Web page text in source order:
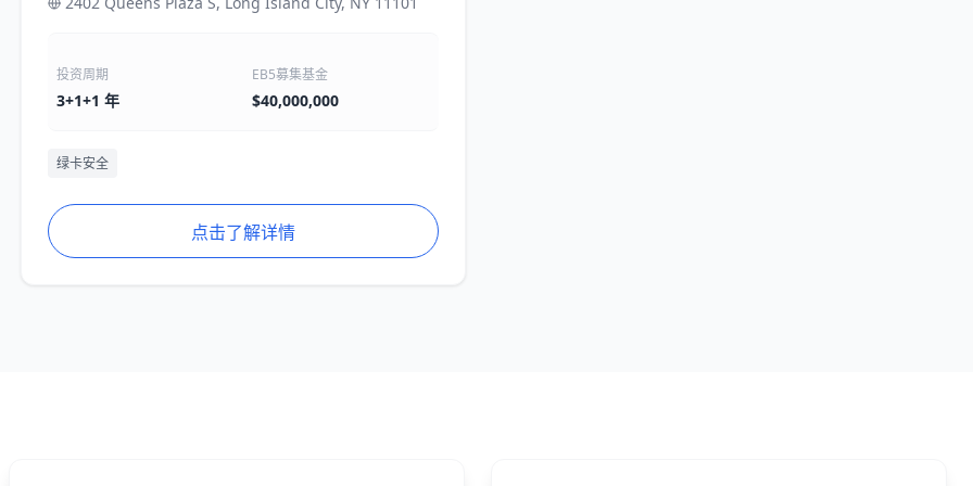
投资周期
3+1+1 年
EB5募集基金
$40,000,000
绿卡安全
点击了解详情